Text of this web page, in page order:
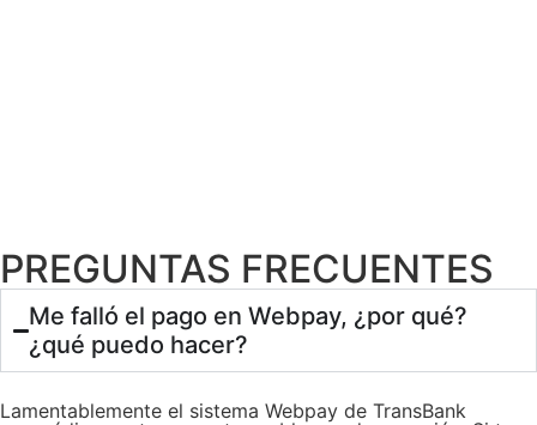
PREGUNTAS FRECUENTES
Me falló el pago en Webpay, ¿por qué?
¿qué puedo hacer?
Lamentablemente el sistema Webpay de TransBank